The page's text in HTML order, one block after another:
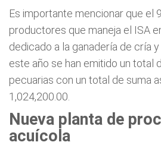
Es importante mencionar que el
productores que maneja el ISA
dedicado a la ganadería de cría
este año se han emitido un total
pecuarias con un total de suma
1,024,200.00.
Nueva planta de
acuícola